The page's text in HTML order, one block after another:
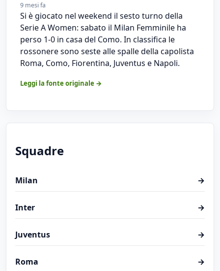
9 mesi fa
Si è giocato nel weekend il sesto turno della
Serie A Women: sabato il Milan Femminile ha
perso 1-0 in casa del Como. In classifica le
rossonere sono seste alle spalle della capolista
Roma, Como, Fiorentina, Juventus e Napoli.
Leggi la fonte originale →
Squadre
Milan →
Inter →
Juventus →
Roma →